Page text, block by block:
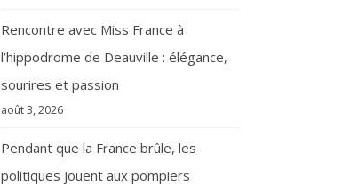
Rencontre avec Miss France à
l’hippodrome de Deauville : élégance,
sourires et passion
août 3, 2026
Pendant que la France brûle, les
politiques jouent aux pompiers